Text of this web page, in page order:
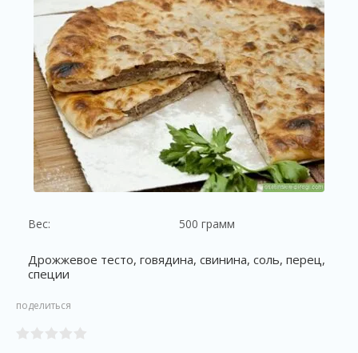
Вес: 500 грамм
Дрожжевое тесто, говядина, свинина, соль, перец,
специи
поделиться